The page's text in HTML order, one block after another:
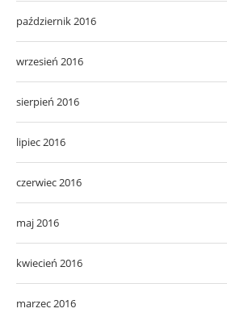
październik 2016
wrzesień 2016
sierpień 2016
lipiec 2016
czerwiec 2016
maj 2016
kwiecień 2016
marzec 2016